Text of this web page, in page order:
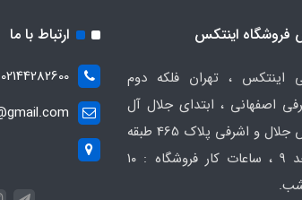
فروشگاه اینتکس
اینتکس ، تهران فلکه دوم
اصفهانی ، ابتدای جلال آل
احمد ، نبش جلال و اشرفی پلاک 465 طبقه
سوم ، واحد ۹ ، ساعات کار فروشگاه : ۱۰
ارتباط با ما
02144282600